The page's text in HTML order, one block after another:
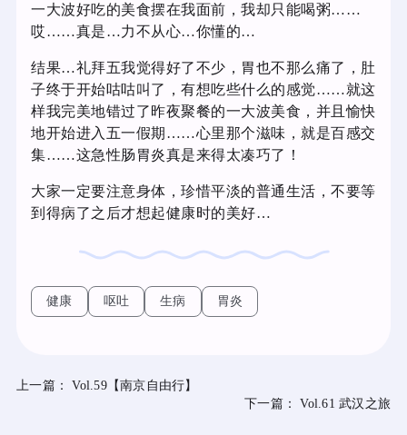
一大波好吃的美食摆在我面前，我却只能喝粥……
哎……真是…力不从心…你懂的…
结果…礼拜五我觉得好了不少，胃也不那么痛了，肚
子终于开始咕咕叫了，有想吃些什么的感觉……就这
样我完美地错过了昨夜聚餐的一大波美食，并且愉快
地开始进入五一假期……心里那个滋味，就是百感交
集……这急性肠胃炎真是来得太凑巧了！
大家一定要注意身体，珍惜平淡的普通生活，不要等
到得病了之后才想起健康时的美好…
健康 呕吐 生病 胃炎
上一篇：
Vol.59【南京自由行】
下一篇：
Vol.61 武汉之旅